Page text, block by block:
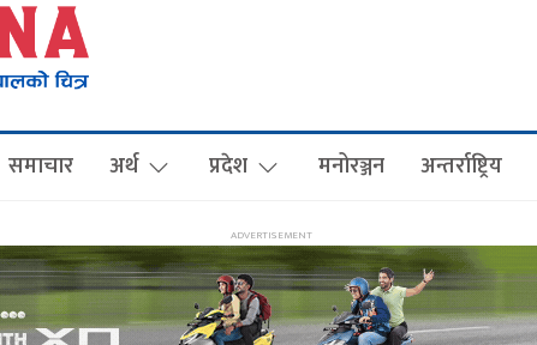
समाचार अर्थ प्रदेश मनोरञ्जन अन्तर्राष्ट्रिय